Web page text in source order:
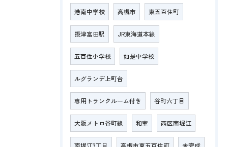
港南中学校 高槻市 東五百住町
摂津富田駅 JR東海道本線
五百住小学校 如是中学校
ルグランデ上町台
専用トランクルーム付き 谷町六丁目
大阪メトロ谷町線 和室 西区南堀江
南堀江3丁目 高槻市東五百住町 未完成